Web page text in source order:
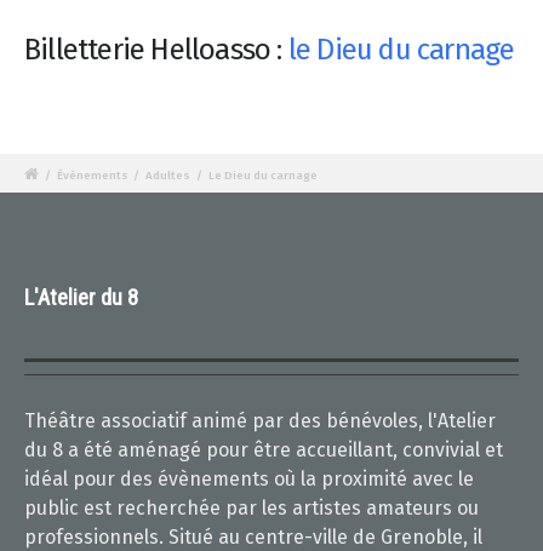
Billetterie Helloasso : le Dieu du carnage
/ Évènements / Adultes / Le Dieu du carnage
L'Atelier du 8
Théâtre associatif animé par des bénévoles, l'Atelier
du 8 a été aménagé pour être accueillant, convivial et
idéal pour des évènements où la proximité avec le
public est recherchée par les artistes amateurs ou
professionnels. Situé au centre-ville de Grenoble, il